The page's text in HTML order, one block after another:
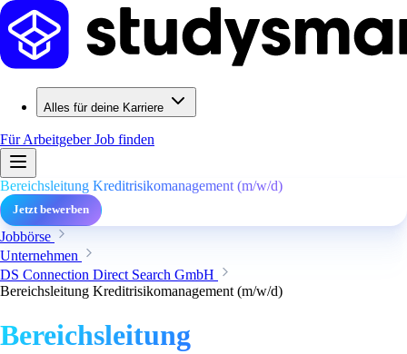
Alles für deine Karriere
Für ArbeitgeberJob finden
Bereichsleitung Kreditrisikomanagement (m/w/d)
Jetzt bewerben
Jobbörse
Unternehmen
DS Connection Direct Search GmbH
Bereichsleitung Kreditrisikomanagement (m/w/d)
Bereichsleitung